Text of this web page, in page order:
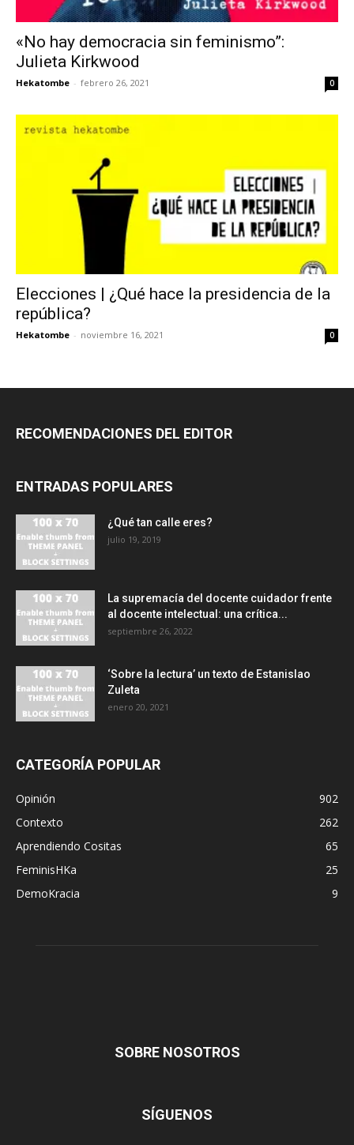
«No hay democracia sin feminismo”:
Julieta Kirkwood
Hekatombe - febrero 26, 2021 0
Elecciones | ¿Qué hace la presidencia de la
república?
Hekatombe - noviembre 16, 2021 0
RECOMENDACIONES DEL EDITOR
ENTRADAS POPULARES
¿Qué tan calle eres?
julio 19, 2019
La supremacía del docente cuidador frente
al docente intelectual: una crítica...
septiembre 26, 2022
‘Sobre la lectura’ un texto de Estanislao
Zuleta
enero 20, 2021
CATEGORÍA POPULAR
Opinión
902
Contexto
262
Aprendiendo Cositas
65
FeminisHKa
25
DemoKracia
9
SOBRE NOSOTROS
SÍGUENOS